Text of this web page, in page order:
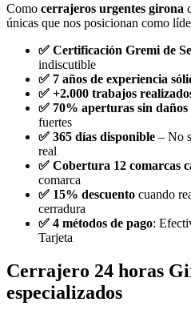
Como cerrajeros urgentes girona
únicas que nos posicionan como
✅ Certificación Gremi de
indiscutible
✅ 7 años de experiencia
✅ +2.000 trabajos
✅ 70% aperturas sin daños
fuertes
✅ 365 días disponible – No
real
✅ Cobertura 12 comarcas
comarca
✅ 15% descuento cuando
cerradura
✅ 4 métodos de pago:
Tarjeta
Cerrajero 24 horas
especializados